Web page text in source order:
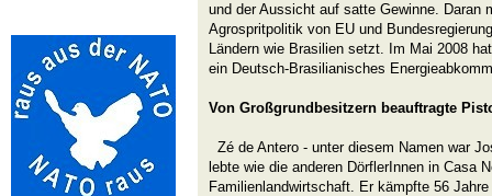
und der Aussicht auf satte Gewinne. Daran
Agrospritpolitik von EU und
Ländern wie Brasilien setzt. Im Mai 2008
ein Deutsch-Brasilianisches
Von Großgrundbesitzern beauftragte
Zé de Antero - unter diesem Namen war
lebte wie die anderen DörflerInnen in Casa
Familienlandwirtschaft. Er kämpfte 56